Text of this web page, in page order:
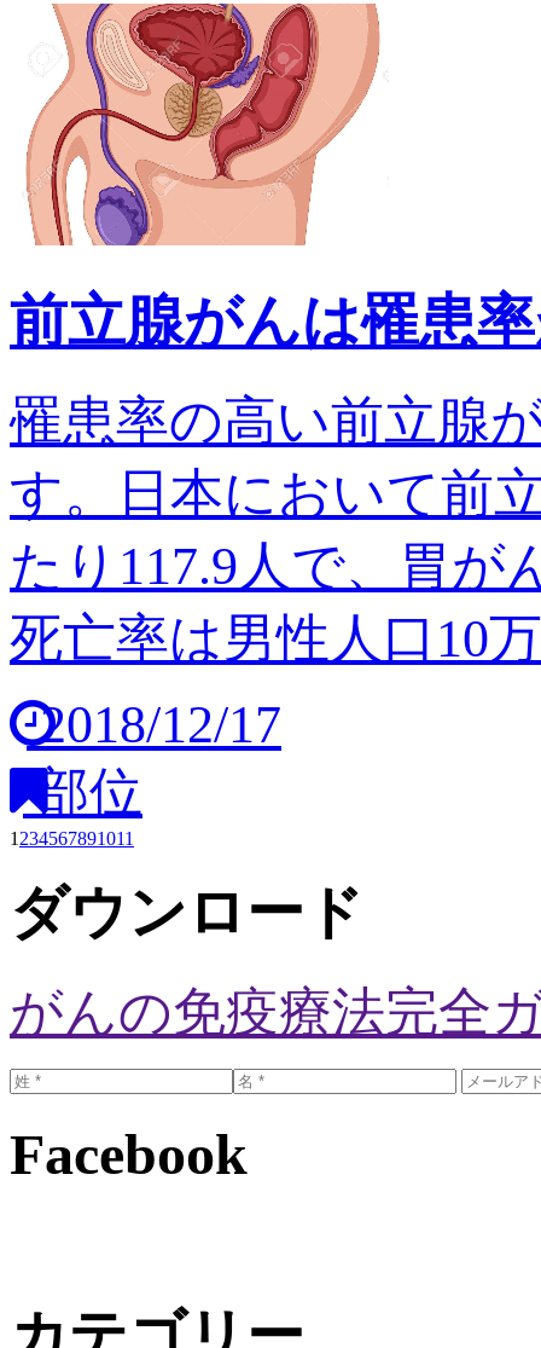
前立腺がんは罹患
罹患率の高い前立腺
す。日本において前
たり117.9人で、胃が
死亡率は男性人口10
2018/12/17
部位
1 234567891011
ダウンロード
がんの免疫療法完全
Facebook
カテゴリー